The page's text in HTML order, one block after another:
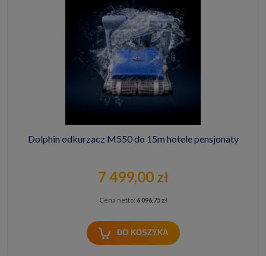
Dolphin odkurzacz M550 do 15m hotele pensjonaty
7 499,00 zł
Cena netto: 6 096,75 zł
DO KOSZYKA